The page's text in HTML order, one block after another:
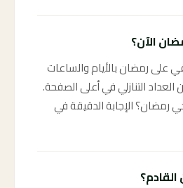
الآن؟
على رمضان بالأيام والساعات
التنازلي في أعلى الصفحة.
رمضان؟ الإجابة الدقيقة في